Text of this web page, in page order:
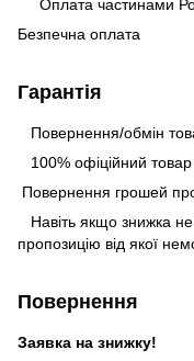
Оплата частинами
Безпечна оплата
Гарантія
Повернення/обмін
100% офіційний товар
Повернення грошей
Навіть якщо знижка
пропозицію від якої
Повернення
Заявка на знижку!